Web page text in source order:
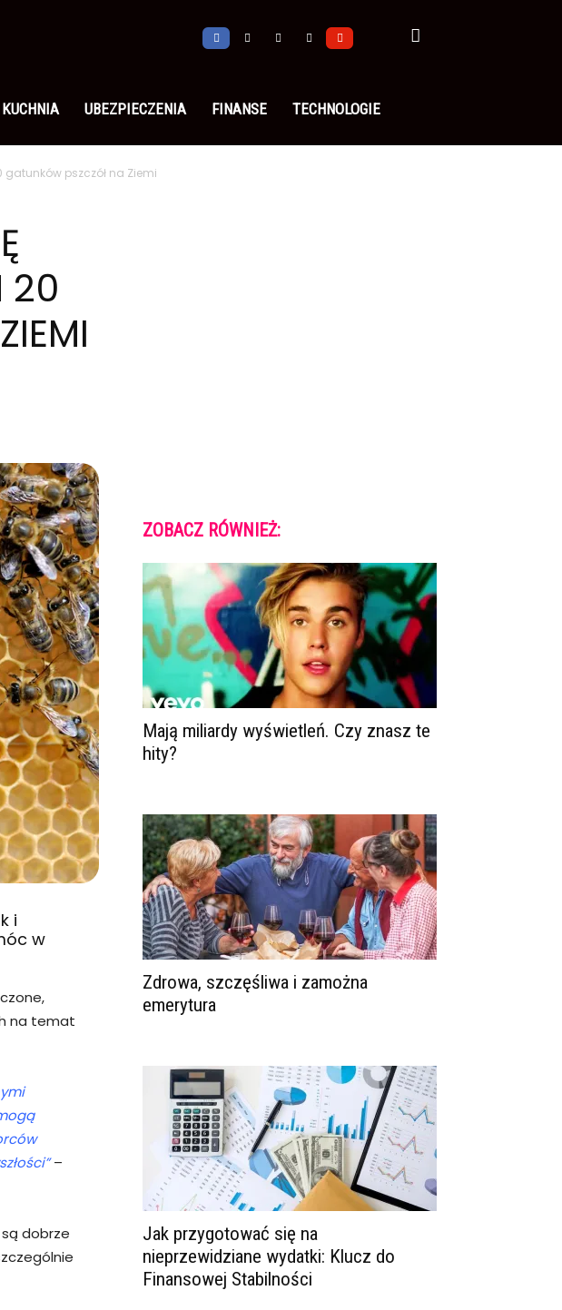
KUCHNIA UBEZPIECZENIA FINANSE TECHNOLOGIE
pszczół na Ziemi
20
i
w
na temat
–
są dobrze
ZOBACZ RÓWNIEŻ:
Mają miliardy wyświetleń. Czy znasz te
hity?
Zdrowa, szczęśliwa i zamożna
emerytura
Jak przygotować się na
nieprzewidziane wydatki: Klucz do
Finansowej Stabilności